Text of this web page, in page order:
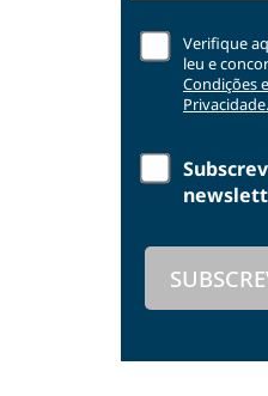
Verifique
leu e
Condições
Privacidade.